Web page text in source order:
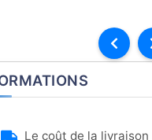
Le coût de la livraison